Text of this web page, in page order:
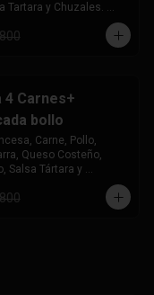
Tartara y Chuzales.
una Picada de Bollo
4 Carnes+
bollo
Carne, Pollo,
Queso Costeño,
Salsa Tártara y
de una Picada